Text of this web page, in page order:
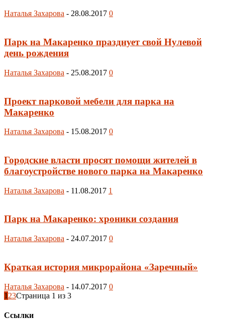
Наталья Захарова - 28.08.2017 0
Парк на Макаренко празднует свой Нулевой
день рождения
Наталья Захарова - 25.08.2017 0
Проект парковой мебели для парка на
Макаренко
Наталья Захарова - 15.08.2017 0
Городские власти просят помощи жителей в
благоустройстве нового парка на Макаренко
Наталья Захарова - 11.08.2017 1
Парк на Макаренко: хроники создания
Наталья Захарова - 24.07.2017 0
Краткая история микрорайона «Заречный»
Наталья Захарова - 14.07.2017 0
1 23Страница 1 из 3
Ссылки